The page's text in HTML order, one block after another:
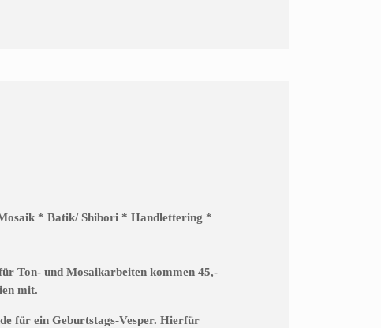
* Batik/ Shibori * Handlettering *
Ton- und Mosaikarbeiten kommen 45,-
mit.
für ein Geburtstags-Vesper. Hierfür